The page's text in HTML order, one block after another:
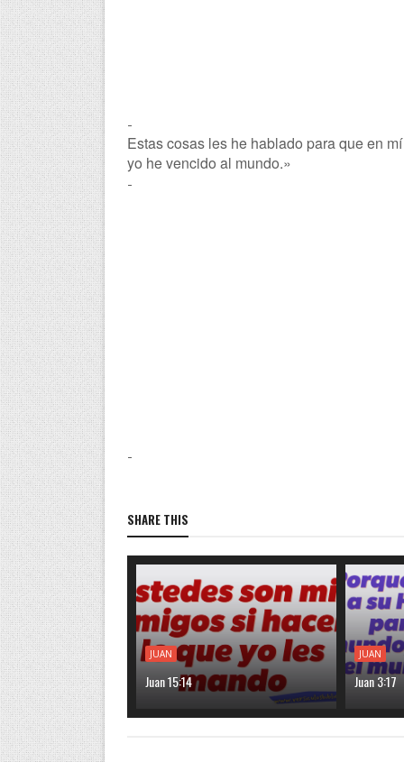
-
Estas cosas les he hablado para que en
yo he vencido al mundo.»
-
-
SHARE THIS
JUAN
Juan 15:14
JUAN
Juan 3:17